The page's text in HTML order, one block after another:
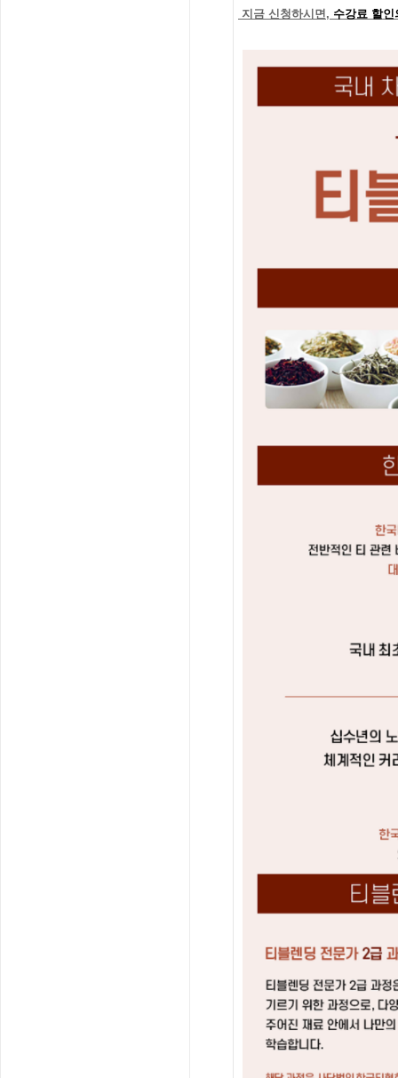
지금 신청하시면, 수강료 할인